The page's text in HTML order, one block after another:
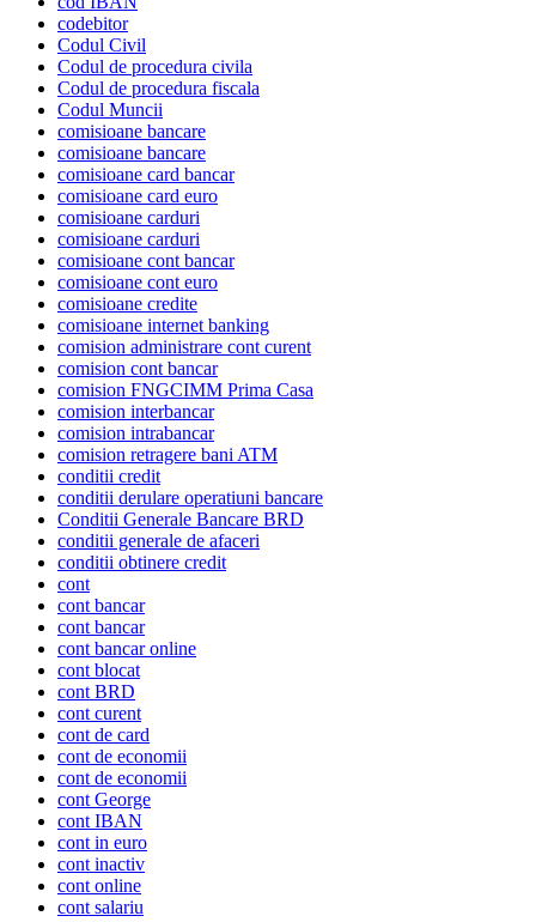
codebitor
Codul Civil
Codul de procedura civila
Codul de procedura fiscala
Codul Muncii
comisioane bancare
comisioane bancare
comisioane card bancar
comisioane card euro
comisioane carduri
comisioane carduri
comisioane cont bancar
comisioane cont euro
comisioane credite
comisioane internet banking
comision administrare cont curent
comision cont bancar
comision FNGCIMM Prima Casa
comision interbancar
comision intrabancar
comision retragere bani ATM
conditii credit
conditii derulare operatiuni bancare
Conditii Generale Bancare BRD
conditii generale de afaceri
conditii obtinere credit
cont
cont bancar
cont bancar
cont bancar online
cont blocat
cont BRD
cont curent
cont de card
cont de economii
cont de economii
cont George
cont IBAN
cont in euro
cont inactiv
cont online
cont salariu